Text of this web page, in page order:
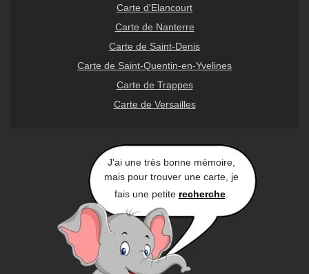
Carte d'Elancourt
Carte de Nanterre
Carte de Saint-Denis
Carte de Saint-Quentin-en-Yvelines
Carte de Trappes
Carte de Versailles
J'ai une très bonne mémoire,
mais pour trouver une carte, je
fais une petite recherche.